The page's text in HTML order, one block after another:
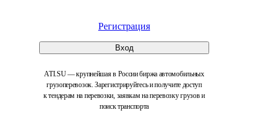
Регистрация
Вход
ATI.SU — крупнейшая в России биржа автомобильных
грузоперевозок. Зарегистрируйтесь и получите доступ
к тендерам на перевозки, заявкам на перевозку грузов и
поиск транспорта